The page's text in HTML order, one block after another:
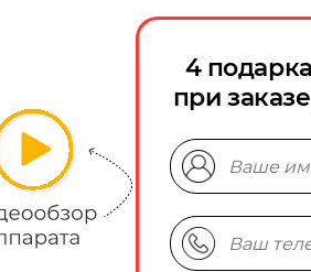
4
при заказе